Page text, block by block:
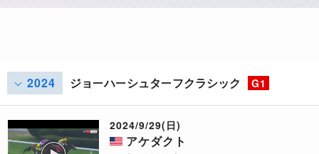
2024 ジョーハーシュターフクラシック G1
2024/9/29(日)
アケダクト